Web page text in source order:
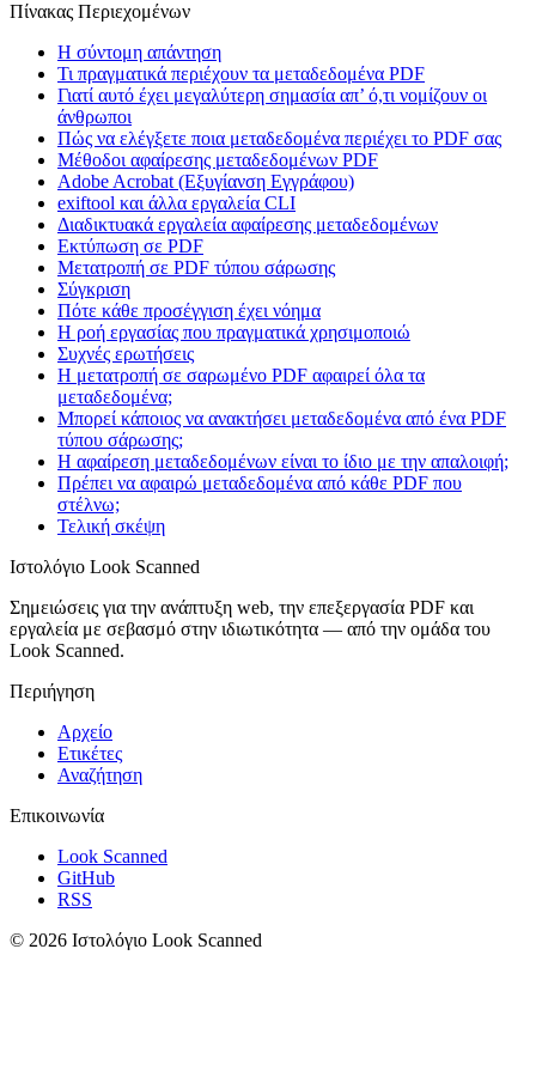
Πίνακας Περιεχομένων
Η σύντομη απάντηση
Τι πραγματικά περιέχουν τα μεταδεδομένα PDF
Γιατί αυτό έχει μεγαλύτερη σημασία απ’ ό,τι νομίζουν οι
άνθρωποι
Πώς να ελέγξετε ποια μεταδεδομένα περιέχει το PDF σας
Μέθοδοι αφαίρεσης μεταδεδομένων PDF
Adobe Acrobat (Εξυγίανση Εγγράφου)
exiftool και άλλα εργαλεία CLI
Διαδικτυακά εργαλεία αφαίρεσης μεταδεδομένων
Εκτύπωση σε PDF
Μετατροπή σε PDF τύπου σάρωσης
Σύγκριση
Πότε κάθε προσέγγιση έχει νόημα
Η ροή εργασίας που πραγματικά χρησιμοποιώ
Συχνές ερωτήσεις
Η μετατροπή σε σαρωμένο PDF αφαιρεί όλα τα
μεταδεδομένα;
Μπορεί κάποιος να ανακτήσει μεταδεδομένα από ένα PDF
τύπου σάρωσης;
Η αφαίρεση μεταδεδομένων είναι το ίδιο με την απαλοιφή;
Πρέπει να αφαιρώ μεταδεδομένα από κάθε PDF που
στέλνω;
Τελική σκέψη
Ιστολόγιο Look Scanned
Σημειώσεις για την ανάπτυξη web, την επεξεργασία PDF και
εργαλεία με σεβασμό στην ιδιωτικότητα — από την ομάδα του
Look Scanned.
Περιήγηση
Αρχείο
Ετικέτες
Αναζήτηση
Επικοινωνία
Look Scanned
GitHub
RSS
© 2026 Ιστολόγιο Look Scanned